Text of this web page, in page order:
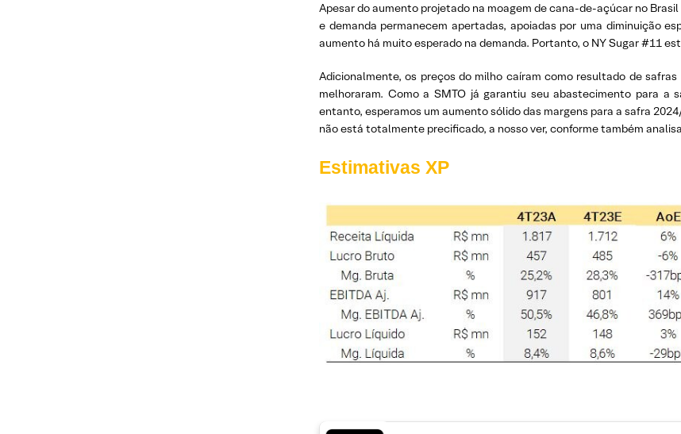
Apesar do aumento projetado na moagem de cana-de-açúcar no
e demanda permanecem apertadas, apoiadas por uma diminuição
aumento há muito esperado na demanda. Portanto, o NY Sugar #11
Adicionalmente, os preços do milho caíram como resultado de
melhoraram. Como a SMTO já garantiu seu abastecimento para a
entanto, esperamos um aumento sólido das margens para a safra
não está totalmente precificado, a nosso ver, conforme também
Estimativas XP